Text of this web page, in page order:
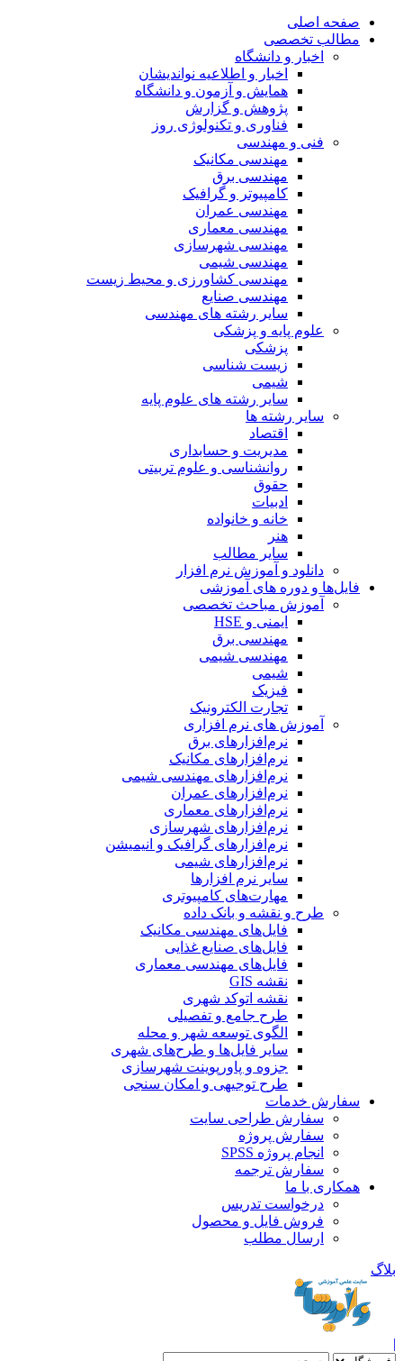
صفحه اصلی
مطالب تخصصی
اخبار و دانشگاه
اخبار و اطلاعیه نواندیشان
همایش و آزمون و دانشگاه
پژوهش و گزارش
فناوری و تکنولوژی روز
فنی و مهندسی
مهندسی مکانیک
مهندسی برق
کامپیوتر و گرافیک
مهندسی عمران
مهندسی معماری
مهندسی شهرسازی
مهندسی شیمی
مهندسی کشاورزی و محیط زیست
مهندسی صنایع
سایر رشته های مهندسی
علوم پایه و پزشکی
پزشکی
زیست شناسی
شیمی
سایر رشته های علوم پایه
سایر رشته ها
اقتصاد
مدیریت و حسابداری
روانشناسی و علوم تربیتی
حقوق
ادبیات
خانه و خانواده
هنر
سایر مطالب
دانلود و آموزش نرم افزار
فایل‌ها و دوره های آموزشی
آموزش مباحث تخصصی
ایمنی و HSE
مهندسی برق
مهندسی شیمی
شیمی
فیزیک
تجارت الکترونیک
آموزش های نرم افزاری
نرم‌افزارهای برق
نرم‌افزارهای مکانیک
نرم‌افزارهای مهندسی شیمی
نرم‌افزارهای عمران
نرم‌افزارهای معماری
نرم‌افزارهای شهرسازی
نرم‌افزارهای گرافیک و انیمیشن
نرم‌افزارهای شیمی
سایر نرم افزارها
مهارت‌های کامپیوتری
طرح و نقشه و بانک داده
فایل‌های مهندسی مکانیک
فایل‌های صنایع غذایی
فایل‌های مهندسی معماری
نقشه GIS
نقشه اتوکد شهری
طرح جامع و تفصیلی
الگوی توسعه شهر و محله
سایر فایل‌ها و طرح‌های شهری
جزوه و پاورپوینت شهرسازی
طرح توجیهی و امکان سنجی
سفارش خدمات
سفارش طراحی سایت
سفارش پروژه
انجام پروژه SPSS
سفارش ترجمه
همکاری با ما
درخواست تدریس
فروش فایل و محصول
ارسال مطلب